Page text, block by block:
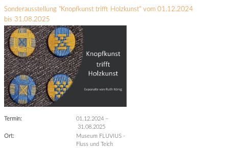
Sonderausstellung "Knopfkunst trifft Holzkunst" vom 01.12.2024
bis 31.08.2025
Termin: 01.12.2024 –
31.08.2025
Ort:
Museum FLUVIUS -
Fluss und Teich